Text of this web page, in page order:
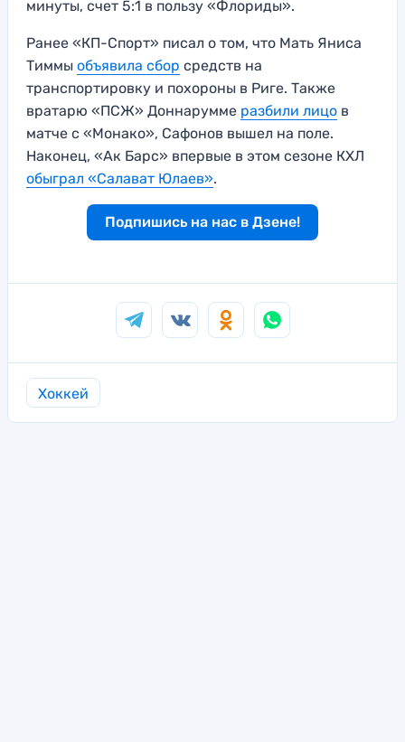
минуты, счет 5:1 в пользу «Флориды».
Ранее «КП-Спорт» писал о том, что Мать Яниса
Тиммы объявила сбор средств на
транспортировку и похороны в Риге. Также
вратарю «ПСЖ» Доннарумме разбили лицо в
матче с «Монако», Сафонов вышел на поле.
Наконец, «Ак Барс» впервые в этом сезоне КХЛ
обыграл «Салават Юлаев».
Подпишись на нас в Дзене!
Хоккей